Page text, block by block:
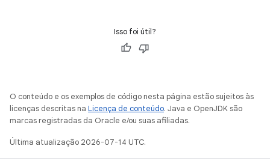
Isso foi útil?
O conteúdo e os exemplos de código nesta página estão sujeitos às
licenças descritas na Licença de conteúdo. Java e OpenJDK são
marcas registradas da Oracle e/ou suas afiliadas.
Última atualização 2026-07-14 UTC.